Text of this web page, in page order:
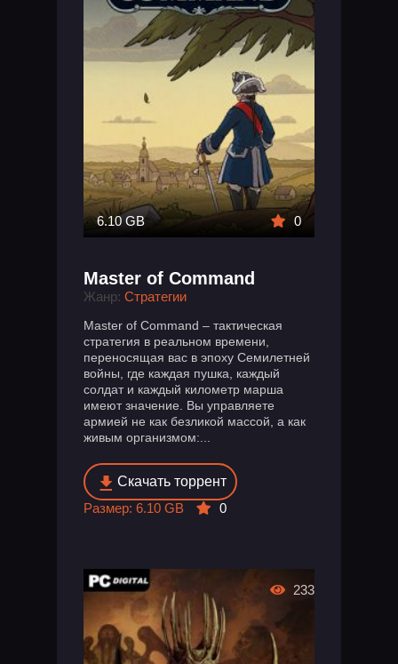
6.10 GB 0
Master of Command
Жанр: Стратегии
Master of Command – тактическая
стратегия в реальном времени,
переносящая вас в эпоху Семилетней
войны, где каждая пушка, каждый
солдат и каждый километр марша
имеют значение. Вы управляете
армией не как безликой массой, а как
живым организмом:...
Скачать торрент
Размер: 6.10 GB
0
233